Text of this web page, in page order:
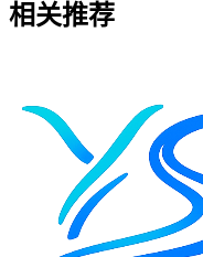
相关推荐